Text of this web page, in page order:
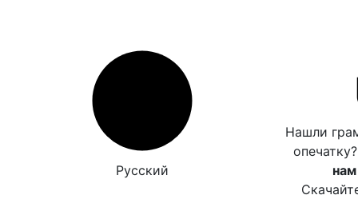
Русский
Нашли